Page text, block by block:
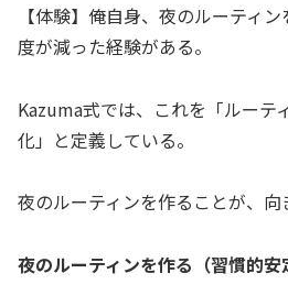
【体験】俺自身、夜のルーティ
度が減った経験がある。
Kazuma式では、これを「ルーテ
化」と定義している。
夜のルーティンを作ることが、向
夜のルーティンを作る（習慣的安